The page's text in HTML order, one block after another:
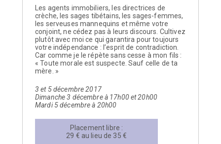
Les agents immobiliers, les directrices de
crèche, les sages tibétains, les sages-femmes,
les serveuses mannequins et même votre
conjoint, ne cédez pas à leurs discours. Cultivez
plutôt avec moi ce qui garantira pour toujours
votre indépendance : l’esprit de contradiction.
Car comme je le répète sans cesse à mon fils :
« Toute morale est suspecte. Sauf celle de ta
mère. »
3 et 5 décembre 2017
Dimanche 3 décembre à 17h00 et 20h00
Mardi 5 décembre à 20h00
Placement libre :
29 € au lieu de 35 €